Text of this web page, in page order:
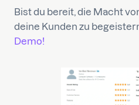
Bist du bereit, die Macht
deine Kunden zu
Demo!